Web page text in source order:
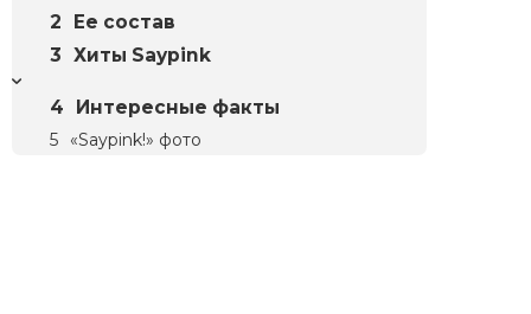
Ее состав
Хиты Saypink
Интересные факты
«Saypink!» фото